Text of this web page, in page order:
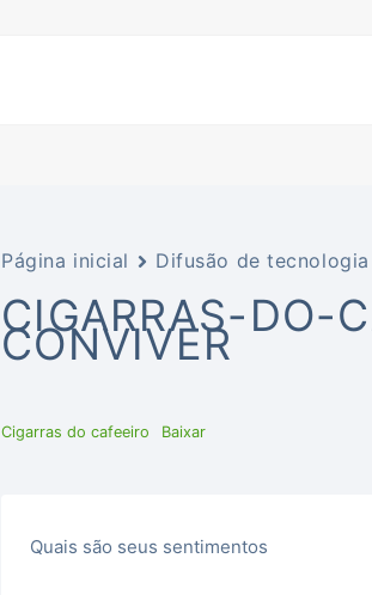
Página inicial Difusão de tecnologia
CIGARRAS-DO-
CONVIVER
Cigarras do cafeeiro Baixar
Quais são seus sentimentos